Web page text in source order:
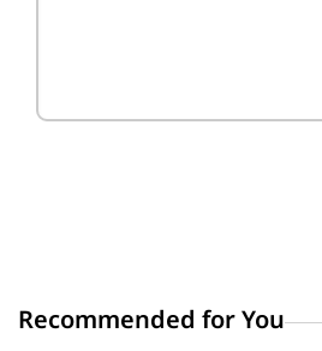
Recommended for You